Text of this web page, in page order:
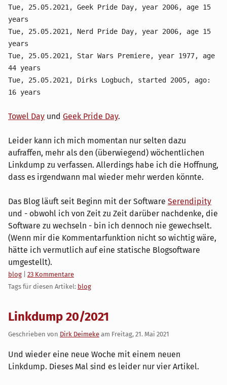
Tue, 25.05.2021, Geek Pride Day, year 2006, age 15
years
Tue, 25.05.2021, Nerd Pride Day, year 2006, age 15
years
Tue, 25.05.2021, Star Wars Premiere, year 1977, age
44 years
Tue, 25.05.2021, Dirks Logbuch, started 2005, ago:
16 years
Towel Day und Geek Pride Day.
Leider kann ich mich momentan nur selten dazu
aufraffen, mehr als den (überwiegend) wöchentlichen
Linkdump zu verfassen. Allerdings habe ich die Hoffnung,
dass es irgendwann mal wieder mehr werden könnte.
Das Blog läuft seit Beginn mit der Software Serendipity
und - obwohl ich von Zeit zu Zeit darüber nachdenke, die
Software zu wechseln - bin ich dennoch nie gewechselt.
(Wenn mir die Kommentarfunktion nicht so wichtig wäre,
hätte ich vermutlich auf eine statische Blogsoftware
umgestellt).
Kategorien:
blog
23 Kommentare
Tags für diesen Artikel: blog
Linkdump 20/2021
Geschrieben von Dirk Deimeke am Freitag, 21. Mai 2021
Und wieder eine neue Woche mit einem neuen
Linkdump. Dieses Mal sind es leider nur vier Artikel.